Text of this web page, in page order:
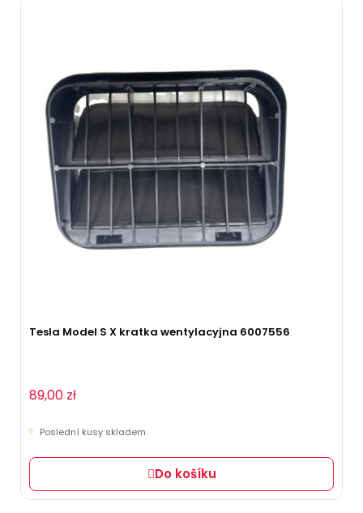
Tesla Model S X kratka wentylacyjna 6007556
89,00 zł
Poslední kusy skladem
Do košíku